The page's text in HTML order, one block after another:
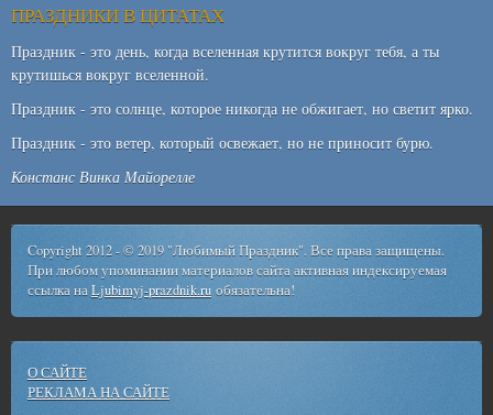
ПРАЗДНИКИ В ЦИТАТАХ
Праздник - это день, когда вселенная крутится вокруг тебя, а ты
крутишься вокруг вселенной.
Праздник - это солнце, которое никогда не обжигает, но светит ярко.
Праздник - это ветер, который освежает, но не приносит бурю.
Констанс Винка Майорелле
Copyright 2012 - © 2019 "Любимый Праздник". Все права защищены.
При любом упоминании материалов сайта активная индексируемая
ссылка наLjubimyj-prazdnik.ru обязательна!
О САЙТЕ
РЕКЛАМА НА САЙТЕ